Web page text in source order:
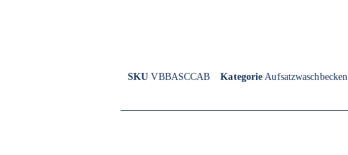
SKUVBBASCCAB Kategorie Aufsatzwaschbecken